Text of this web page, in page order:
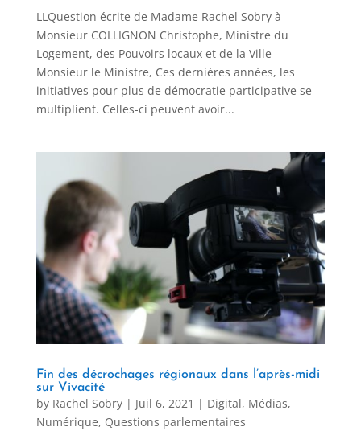
LLQuestion écrite de Madame Rachel Sobry à
Monsieur COLLIGNON Christophe, Ministre du
Logement, des Pouvoirs locaux et de la Ville
Monsieur le Ministre, Ces dernières années, les
initiatives pour plus de démocratie participative se
multiplient. Celles-ci peuvent avoir...
Fin des décrochages régionaux dans l’après-midi
sur Vivacité
by Rachel Sobry| Juil 6, 2021 | Digital, Médias,
Numérique, Questions parlementaires